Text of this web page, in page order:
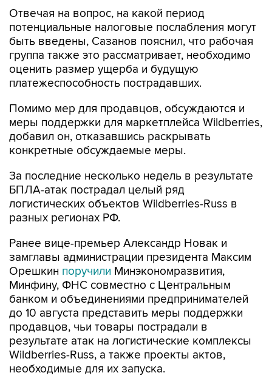
Отвечая на вопрос, на какой период
потенциальные налоговые послабления могут
быть введены, Сазанов пояснил, что рабочая
группа также это рассматривает, необходимо
оценить размер ущерба и будущую
платежеспособность пострадавших.
Помимо мер для продавцов, обсуждаются и
меры поддержки для маркетплейса Wildberries,
добавил он, отказавшись раскрывать
конкретные обсуждаемые меры.
За последние несколько недель в результате
БПЛА-атак пострадал целый ряд
логистических объектов Wildberries-Russ в
разных регионах РФ.
Ранее вице-премьер Александр Новак и
замглавы администрации президента Максим
Орешкин поручили Минэкономразвития,
Минфину, ФНС совместно с Центральным
банком и объединениями предпринимателей
до 10 августа представить меры поддержки
продавцов, чьи товары пострадали в
результате атак на логистические комплексы
Wildberries-Russ, а также проекты актов,
необходимые для их запуска.